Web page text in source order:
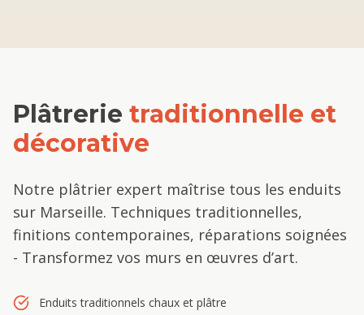
Plâtrerie traditionnelle et
décorative
Notre plâtrier expert maîtrise tous les enduits
sur Marseille. Techniques traditionnelles,
finitions contemporaines, réparations soignées
- Transformez vos murs en œuvres d’art.
Enduits traditionnels chaux et plâtre